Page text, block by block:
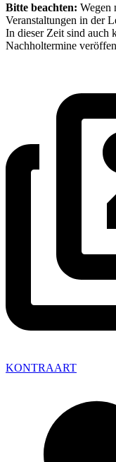
Bitte beachten: Wegen
Veranstaltungen in der
In dieser Zeit sind auch
Nachholtermine
KONTRAART